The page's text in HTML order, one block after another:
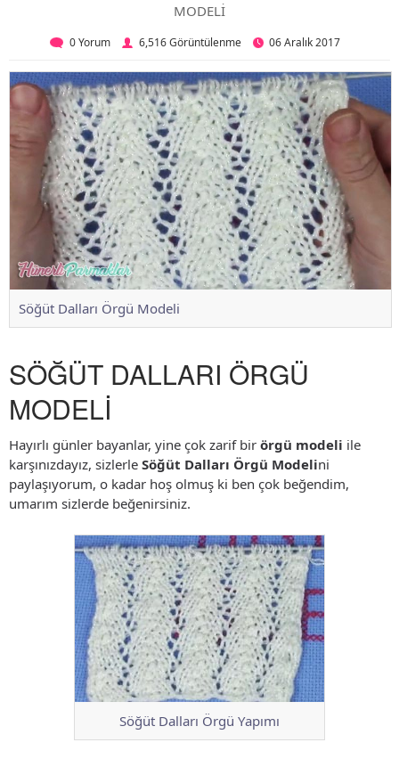
MODELİ
0 Yorum 6,516 Görüntülenme 06 Aralık 2017
Söğüt Dalları Örgü Modeli
SÖĞÜT DALLARI ÖRGÜ
MODELİ
Hayırlı günler bayanlar, yine çok zarif bir örgü modeli ile
karşınızdayız, sizlerle Söğüt Dalları Örgü Modelini
paylaşıyorum, o kadar hoş olmuş ki ben çok beğendim,
umarım sizlerde beğenirsiniz.
Söğüt Dalları Örgü Yapımı